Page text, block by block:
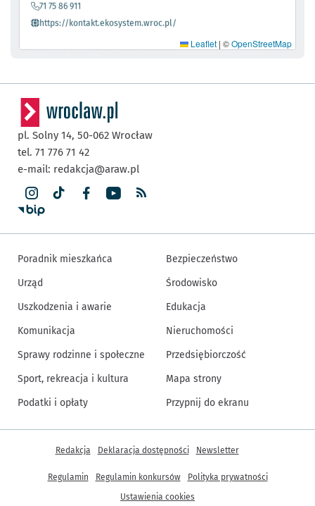
Leaflet | ©OpenStreetMap
71 75 86 911
https://kontakt.ekosystem.wroc.pl/
pl. Solny 14, 50-062 Wrocław
tel. 71 776 71 42
e-mail: redakcja@araw.pl
Poradnik mieszkańca
Urząd
Uszkodzenia i awarie
Komunikacja
Sprawy rodzinne i społeczne
Sport, rekreacja i kultura
Podatki i opłaty
Bezpieczeństwo
Środowisko
Edukacja
Nieruchomości
Przedsiębiorczość
Mapa strony
Przypnij do ekranu
Inne informacje
Redakcja Deklaracja dostępności Newsletter
Regulamin Regulamin konkursów
Polityka prywatności
Ustawienia cookies